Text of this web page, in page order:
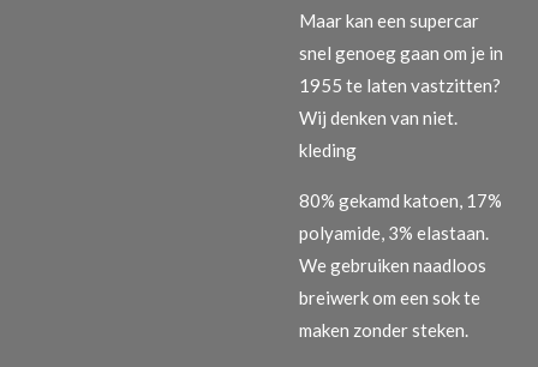
Maar kan een supercar
snel genoeg gaan om je in
1955 te laten vastzitten?
Wij denken van niet.
kleding
80% gekamd katoen, 17%
polyamide, 3% elastaan.
We gebruiken naadloos
breiwerk om een ​​sok te
maken zonder steken.